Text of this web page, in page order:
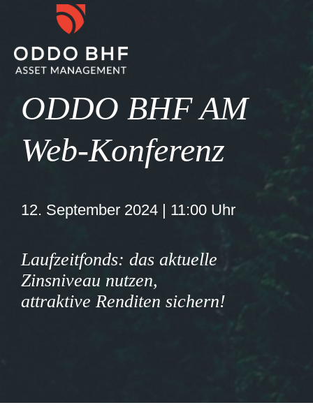
ODDO BHF AM
Web-Konferenz
12. September 2024 | 11:00 Uhr
Laufzeitfonds: das aktuelle
Zinsniveau nutzen,
attraktive Renditen sichern!